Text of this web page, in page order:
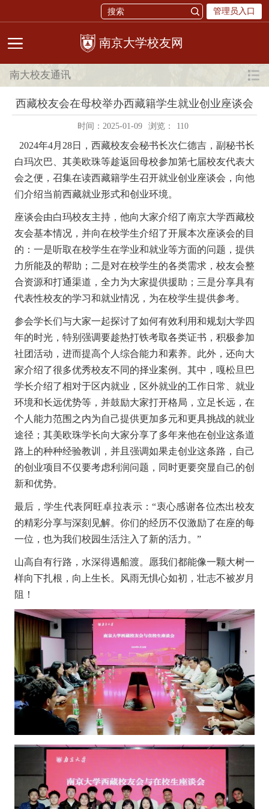
管理员入口
校友网
南大校友通讯
西藏校友会在母校举办西藏籍学生就业创业座谈会
时间：2025-01-09 浏览： 110
2024年4月28日，西藏校友会秘书长次仁德吉，副秘书长
白玛次巴、其美欧珠等趁返回母校参加第七届校友代表大
会之便，召集在读西藏籍学生召开就业创业座谈会，向他
们介绍当前西藏就业形式和创业环境。
座谈会由白玛校友主持，他向大家介绍了南京大学西藏校
友会基本情况，并向在校学生介绍了开展本次座谈会的目
的：一是听取在校学生在学业和就业等方面的问题，提供
力所能及的帮助；二是对在校学生的各类需求，校友会整
合资源和打通渠道，全力为大家提供援助；三是分享具有
代表性校友的学习和就业情况，为在校学生提供参考。
参会学长们与大家一起探讨了如何有效利用和规划大学四
年的时光，特别强调要趁热打铁考取各类证书，积极参加
社团活动，进而提高个人综合能力和素养。此外，还向大
家介绍了很多优秀校友不同的择业案例。其中，嘎松旦巴
学长介绍了相对于区内就业，区外就业的工作日常、就业
环境和长远优势等，并鼓励大家打开格局，立足长远，在
个人能力范围之内为自己提供更加多元和更具挑战的就业
途径；其美欧珠学长向大家分享了多年来他在创业这条道
路上的种种经验教训，并且强调如果走创业这条路，自己
的创业项目不仅要考虑利润问题，同时更要突显自己的创
新和优势。
最后，学生代表阿旺卓拉表示：“衷心感谢各位杰出校友
的精彩分享与深刻见解。你们的经历不仅激励了在座的每
一位，也为我们校园生活注入了新的活力。”
山高自有行路，水深得遇船渡。愿我们都能像一颗大树一
样向下扎根，向上生长。风雨无惧心如初，壮志不被岁月
阻！